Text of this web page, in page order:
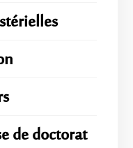
de doctorat